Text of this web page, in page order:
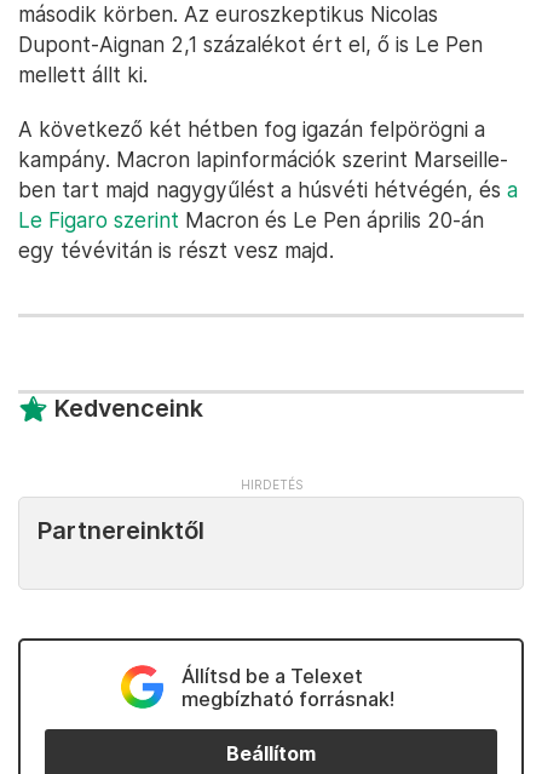
második körben. Az euroszkeptikus Nicolas
Dupont-Aignan 2,1 százalékot ért el, ő is Le Pen
mellett állt ki.
A következő két hétben fog igazán felpörögni a
kampány. Macron lapinformációk szerint Marseille-
ben tart majd nagygyűlést a húsvéti hétvégén, és a
Le Figaro szerint Macron és Le Pen április 20-án
egy tévévitán is részt vesz majd.
Kedvenceink
Partnereinktől
Állítsd be a Telexet
megbízható forrásnak!
Beállítom